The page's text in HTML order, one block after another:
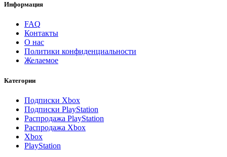
Информация
FAQ
Контакты
О нас
Политики конфиденциальности
Желаемое
Категории
Подписки Xbox
Подписки PlayStation
Распродажа PlayStation
Распродажа Xbox
Xbox
PlayStation